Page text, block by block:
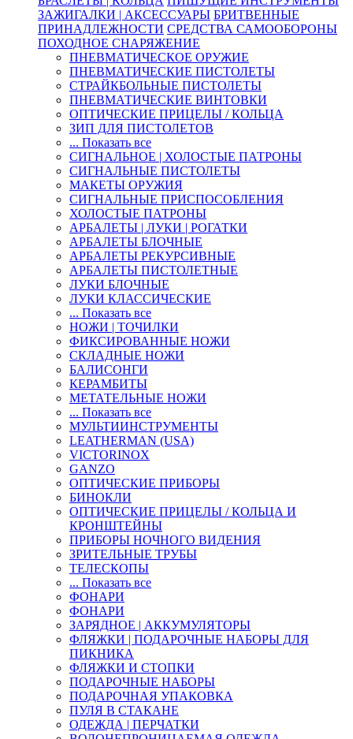
ЗАЖИГАЛКИ | АКСЕССУАРЫ БРИТВЕННЫЕ
ПРИНАДЛЕЖНОСТИ СРЕДСТВА САМООБОРОНЫ
ПОХОДНОЕ СНАРЯЖЕНИЕ
ПНЕВМАТИЧЕСКОЕ ОРУЖИЕ
ПНЕВМАТИЧЕСКИЕ ПИСТОЛЕТЫ
СТРАЙКБОЛЬНЫЕ ПИСТОЛЕТЫ
ПНЕВМАТИЧЕСКИЕ ВИНТОВКИ
ОПТИЧЕСКИЕ ПРИЦЕЛЫ / КОЛЬЦА
ЗИП ДЛЯ ПИСТОЛЕТОВ
... Показать все
СИГНАЛЬНОЕ | ХОЛОСТЫЕ ПАТРОНЫ
СИГНАЛЬНЫЕ ПИСТОЛЕТЫ
МАКЕТЫ ОРУЖИЯ
СИГНАЛЬНЫЕ ПРИСПОСОБЛЕНИЯ
ХОЛОСТЫЕ ПАТРОНЫ
АРБАЛЕТЫ | ЛУКИ | РОГАТКИ
АРБАЛЕТЫ БЛОЧНЫЕ
АРБАЛЕТЫ РЕКУРСИВНЫЕ
АРБАЛЕТЫ ПИСТОЛЕТНЫЕ
ЛУКИ БЛОЧНЫЕ
ЛУКИ КЛАССИЧЕСКИЕ
... Показать все
НОЖИ | ТОЧИЛКИ
ФИКСИРОВАННЫЕ НОЖИ
СКЛАДНЫЕ НОЖИ
БАЛИСОНГИ
КЕРАМБИТЫ
МЕТАТЕЛЬНЫЕ НОЖИ
... Показать все
МУЛЬТИИНСТРУМЕНТЫ
LEATHERMAN (USA)
VICTORINOX
GANZO
ОПТИЧЕСКИЕ ПРИБОРЫ
БИНОКЛИ
ОПТИЧЕСКИЕ ПРИЦЕЛЫ / КОЛЬЦА И
КРОНШТЕЙНЫ
ПРИБОРЫ НОЧНОГО ВИДЕНИЯ
ЗРИТЕЛЬНЫЕ ТРУБЫ
ТЕЛЕСКОПЫ
... Показать все
ФОНАРИ
ФОНАРИ
ЗАРЯДНОЕ | АККУМУЛЯТОРЫ
ФЛЯЖКИ | ПОДАРОЧНЫЕ НАБОРЫ ДЛЯ
ПИКНИКА
ФЛЯЖКИ И СТОПКИ
ПОДАРОЧНЫЕ НАБОРЫ
ПОДАРОЧНАЯ УПАКОВКА
ПУЛЯ В СТАКАНЕ
ОДЕЖДА | ПЕРЧАТКИ